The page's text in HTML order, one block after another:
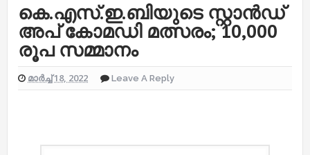
കെ.എസ്.ഇ.ബിയുടെ സ്റ്റാൻഡ്
അപ് കോമഡി മത്സരം; 10,000
രൂപ സമ്മാനം
മാർച്ച് 18, 2022 Leave A Reply